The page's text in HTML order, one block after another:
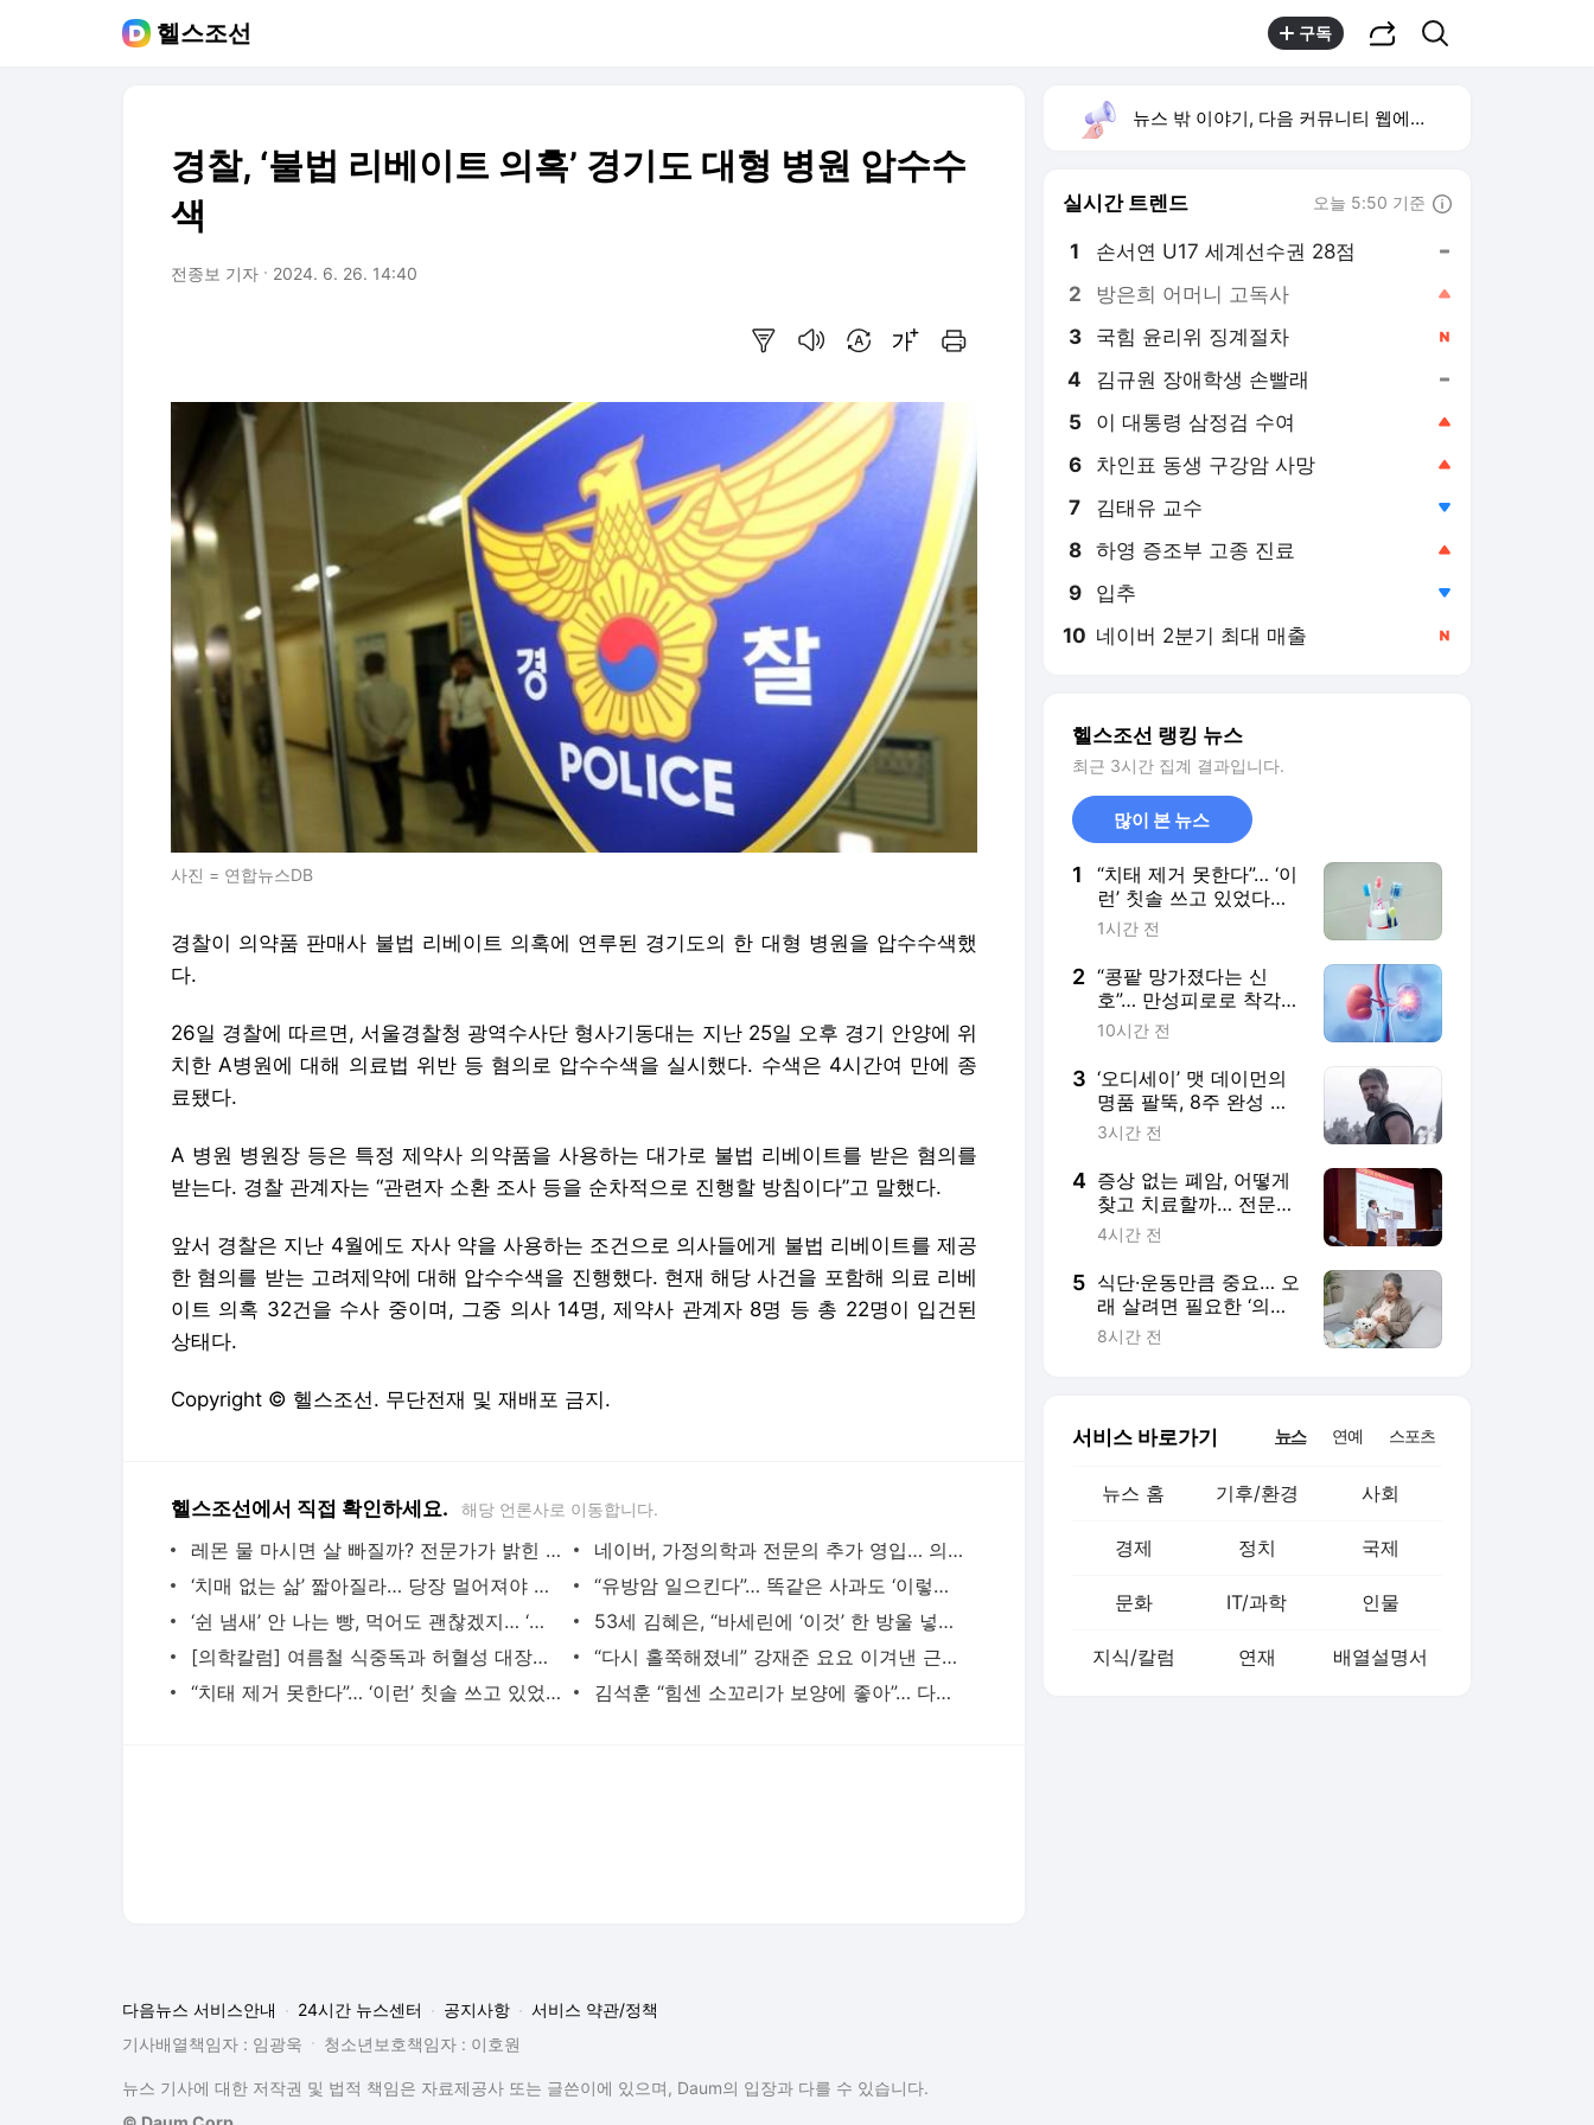
헬스조선 구독
경찰, ‘불법 리베이트 의혹’ 경기도 대형 병원 압수수
색
전종보 기자 2024. 6. 26. 14:40
사진 = 연합뉴스DB
경찰이 의약품 판매사 불법 리베이트 의혹에 연루된 경기도의 한 대형 병원을 압수수색했
다.
26일 경찰에 따르면, 서울경찰청 광역수사단 형사기동대는 지난 25일 오후 경기 안양에 위
치한 A병원에 대해 의료법 위반 등 혐의로 압수수색을 실시했다. 수색은 4시간여 만에 종
료됐다.
A 병원 병원장 등은 특정 제약사 의약품을 사용하는 대가로 불법 리베이트를 받은 혐의를
받는다. 경찰 관계자는 “관련자 소환 조사 등을 순차적으로 진행할 방침이다”고 말했다.
앞서 경찰은 지난 4월에도 자사 약을 사용하는 조건으로 의사들에게 불법 리베이트를 제공
한 혐의를 받는 고려제약에 대해 압수수색을 진행했다. 현재 해당 사건을 포함해 의료 리베
이트 의혹 32건을 수사 중이며, 그중 의사 14명, 제약사 관계자 8명 등 총 22명이 입건된
상태다.
Copyright © 헬스조선. 무단전재 및 재배포 금지.
헬스조선에서 직접 확인하세요. 해당 언론사로 이동합니다.
레몬 물 마시면 살 빠질까? 전문가가 밝힌 ‘진짜 효과’는
네이버, 가정의학과 전문의 추가 영입… 의료 AI 사업 확대
‘치매 없는 삶’ 짧아질라… 당장 멀어져야 할 ‘세 가지’는?
“유방암 일으킨다”… 똑같은 사과도 ‘이렇게’ 먹으면 독
‘쉰 냄새’ 안 나는 빵, 먹어도 괜찮겠지… ‘이런 경우’라면 과감히 버려라
53세 김혜은, “바세린에 ‘이것’ 한 방울 넣어 마사지”… 잔주름 없앤다는데?
[의학칼럼] 여름철 식중독과 허혈성 대장염… 결정적 차이는 ‘혈변’
“다시 홀쭉해졌네” 강재준 요요 이겨낸 근황… 실천한 ‘두 가지’ 봤더니?
“치태 제거 못한다”… ‘이런’ 칫솔 쓰고 있었다면 당장 교체를
김석훈 “힘센 소꼬리가 보양에 좋아”… 다른 부위보다 특별할까?
뉴스 밖 이야기, 다음 커뮤니티 웹에서 보기
실시간 트렌드 오늘 5:50 기준
1 손서연 U17 세계선수권 28점
2 방은희 어머니 고독사
3 국힘 윤리위 징계절차
4 김규원 장애학생 손빨래
5 이 대통령 삼정검 수여
6 차인표 동생 구강암 사망
7 김태유 교수
8 하영 증조부 고종 진료
9 입추
10 네이버 2분기 최대 매출
헬스조선 랭킹 뉴스
최근 3시간 집계 결과입니다.
많이 본 뉴스
1
“치태 제거 못한다”… ‘이
런’ 칫솔 쓰고 있었다면
당장 교체를
1시간 전
2 “콩팥 망가졌다는 신
호”… 만성피로로 착각
쉬워도, ‘이 증상’ 동반되
10시간 전
3 ‘오디세이’ 맷 데이먼의
명품 팔뚝, 8주 완성 비
결 있다
3시간 전
4 증상 없는 폐암, 어떻게
찾고 치료할까… 전문의
들이 답했다
4시간 전
5 식단·운동만큼 중요… 오
래 살려면 필요한 ‘의외
의 조건’
8시간 전
서비스 바로가기 뉴스 연예 스포츠
뉴스 홈 기후/환경 사회
경제 정치 국제
문화 IT/과학 인물
지식/칼럼 연재 배열설명서